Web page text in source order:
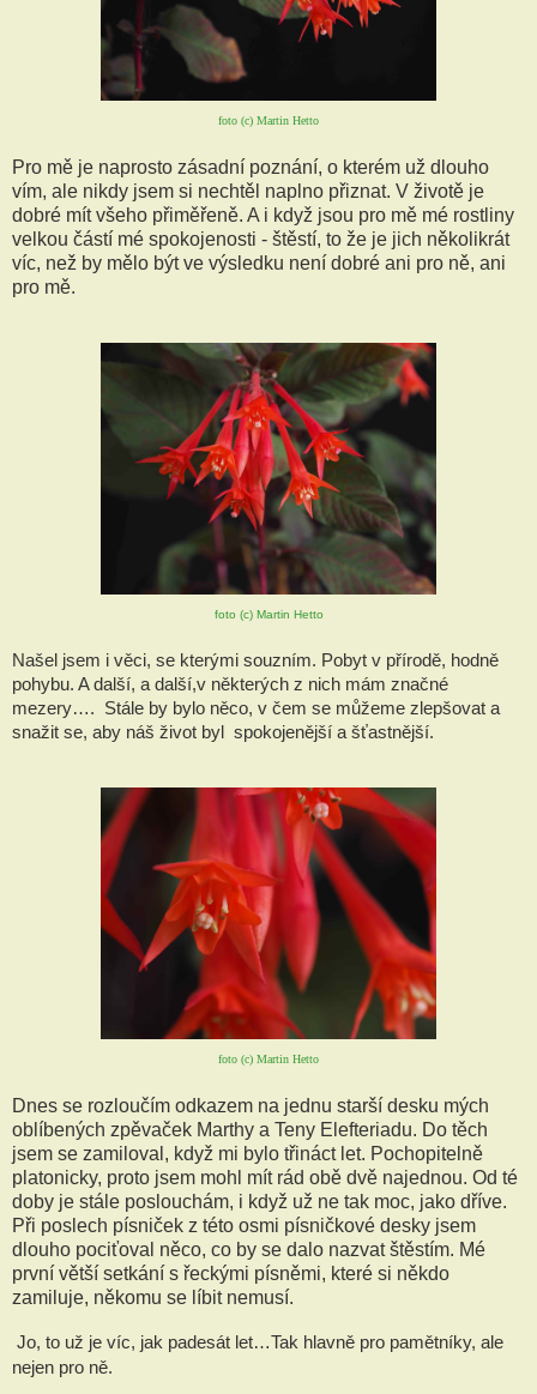
foto (c) Martin Hetto
Pro mě je naprosto zásadní poznání, o kterém už dlouho
vím, ale nikdy jsem si nechtěl naplno přiznat. V životě je
dobré mít všeho přiměřeně. A i když jsou pro mě mé rostliny
velkou částí mé spokojenosti - štěstí, to že je jich několikrát
víc, než by mělo být ve výsledku není dobré ani pro ně, ani
pro mě.
foto (c) Martin Hetto
Našel jsem i věci, se kterými souzním. Pobyt v přírodě, hodně
pohybu. A další, a další,v některých z nich mám značné
mezery….  Stále by bylo něco, v čem se můžeme zlepšovat a
snažit se, aby náš život byl  spokojenější a šťastnější.
foto (c) Martin Hetto
Dnes se rozloučím odkazem na jednu starší desku mých
oblíbených zpěvaček Marthy a Teny Elefteriadu. Do těch
jsem se zamiloval, když mi bylo třináct let. Pochopitelně
platonicky, proto jsem mohl mít rád obě dvě najednou. Od té
doby je stále poslouchám, i když už ne tak moc, jako dříve.
Při poslech písniček z této osmi písničkové desky jsem
dlouho pociťoval něco, co by se dalo nazvat štěstím. Mé
první větší setkání s řeckými písněmi, které si někdo
zamiluje, někomu se líbit nemusí.
Jo, to už je víc, jak padesát let…Tak hlavně pro pamětníky, ale
nejen pro ně.